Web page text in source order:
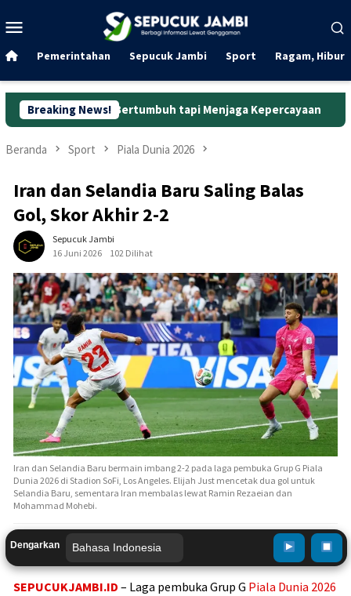
ke
Mobile
Pemerintahan Sepucuk Jambi Sport Ragam,
Breaking News!
Bertumbuh tapi Menjaga Kepercayaan Curanmor di
Beranda Sport Piala Dunia 2026
Iran dan Selandia Baru Saling Balas
Gol, Skor Akhir 2-2
Sepucuk Jambi
16 Juni 2026
102 Dilihat
Iran dan Selandia Baru bermain imbang 2-2 pada laga pembuka Grup G Piala
Dunia 2026 di Stadion SoFi, Los Angeles. Elijah Just mencetak dua gol untuk
Selandia Baru, sementara Iran membalas lewat Ramin Rezaeian dan
Mohammad Mohebi.
Dengarkan
SEPUCUKJAMBI.ID – Laga pembuka Grup G Piala Dunia 2026